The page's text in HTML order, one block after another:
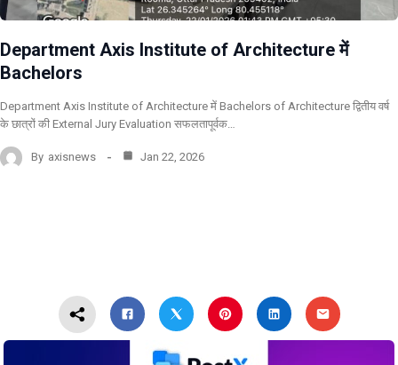
Department Axis Institute of Architecture में
Bachelors
Department Axis Institute of Architecture में Bachelors of Architecture द्वितीय वर्ष
के छात्रों की External Jury Evaluation सफलतापूर्वक…
By axisnews Jan 22, 2026